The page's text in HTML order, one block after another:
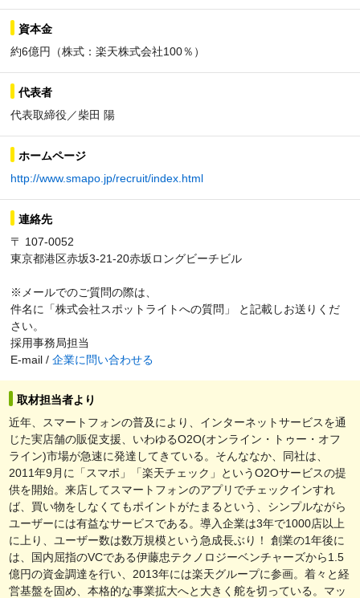
資本金
約6億円（株式：楽天株式会社100％）
代表者
代表取締役／柴田 陽
ホームページ
http://www.smapo.jp/recruit/index.html
連絡先
〒 107-0052
東京都港区赤坂3-21-20赤坂ロングビーチビル
※メールでのご質問の際は、
件名に「株式会社スポットライトへの質問」 と記載しお送りくだ
さい。
採用事務局担当
E-mail / 企業に問い合わせる
取材担当者より
近年、スマートフォンの普及により、インターネットサービスを通
じた実店舗の販促支援、いわゆるO2O(オンライン・トゥー・オフ
ライン)市場が急速に発達してきている。そんななか、同社は、
2011年9月に「スマポ」「楽天チェック」というO2Oサービスの提
供を開始。来店してスマートフォンのアプリでチェックインすれ
ば、買い物をしなくてもポイントがたまるという、シンプルながら
ユーザーには有益なサービスである。導入企業は3年で1000店以上
に上り、ユーザー数は数万規模という急成長ぶり！ 創業の1年後に
は、国内屈指のVCである伊藤忠テクノロジーベンチャーズから1.5
億円の資金調達を行い、2013年には楽天グループに参画。着々と経
営基盤を固め、本格的な事業拡大へと大きく舵を切っている。マッ